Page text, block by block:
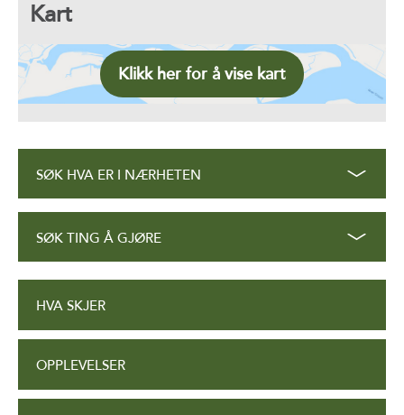
Kart
Klikk her for å vise kart
SØK HVA ER I NÆRHETEN
SØK TING Å GJØRE
HVA SKJER
OPPLEVELSER